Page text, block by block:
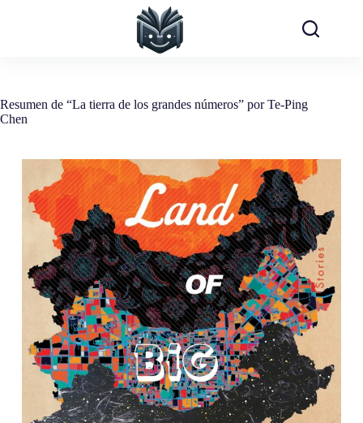
Resumen de “La tierra de los grandes números” por Te-Ping
Chen